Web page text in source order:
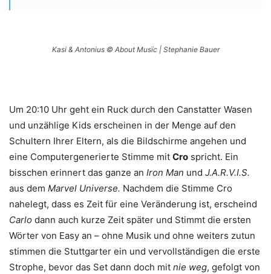
Kasi & Antonius © About Musïc | Stephanie Bauer
Um 20:10 Uhr geht ein Ruck durch den Canstatter Wasen
und unzählige Kids erscheinen in der Menge auf den
Schultern Ihrer Eltern, als die Bildschirme angehen und
eine Computergenerierte Stimme mit Cro spricht. Ein
bisschen erinnert das ganze an Iron Man und J.A.R.V.I.S.
aus dem Marvel Universe. Nachdem die Stimme Cro
nahelegt, dass es Zeit für eine Veränderung ist, erscheind
Carlo dann auch kurze Zeit später und Stimmt die ersten
Wörter von Easy an – ohne Musik und ohne weiters zutun
stimmen die Stuttgarter ein und vervollständigen die erste
Strophe, bevor das Set dann doch mit nie weg, gefolgt von